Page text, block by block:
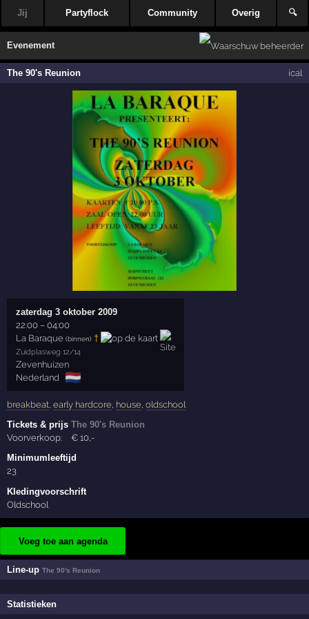
Jij Partyflock Community Overig 🔍
Evenement
The 90's Reunion ical
zaterdag 3 oktober 2009
22:00 –04:00
La Baraque (binnen) †
Zuidplasweg 12/14
Zevenhuizen
Nederland
🇳🇱
breakbeat ,early hardcore house ,oldschool
Tickets & prijsThe 90's Reunion
Voorverkoop:
€10,-
Minimumleeftijd
23
Kledingvoorschrift
Oldschool
Voeg toe aan agenda
Line-upThe 90's Reunion
Statistieken